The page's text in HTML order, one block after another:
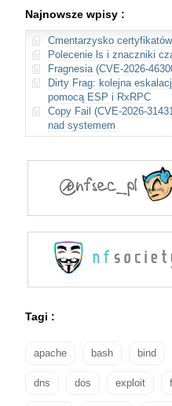
Najnowsze wpisy :
Cmentarzysko
Polecenie ls i znaczniki
Fragnesia (CVE-2026-
Dirty Frag: kolejna
pomocą ESP i RxRPC
Copy Fail (CVE-2026-
nad systemem
Tagi :
apache bash bind
dns dos exploit